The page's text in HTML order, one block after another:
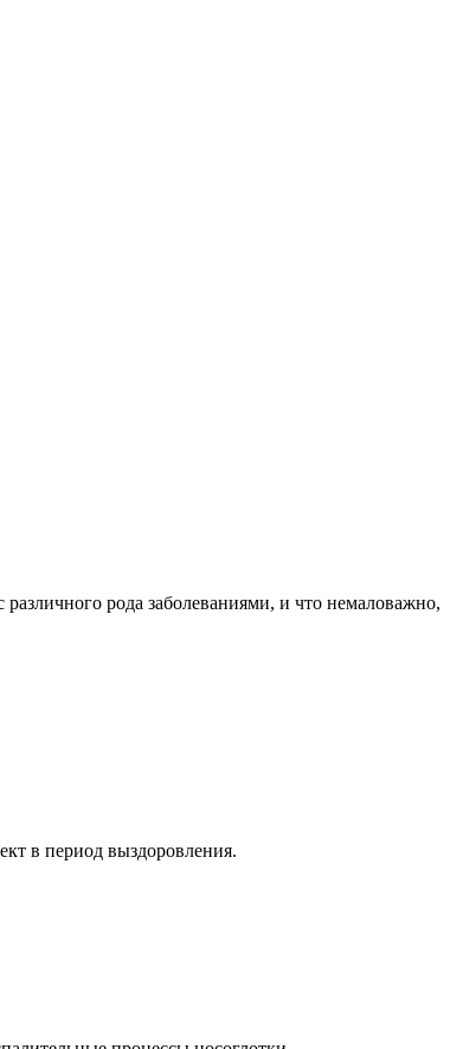
рода заболеваниями, и что немаловажно,
в период выздоровления.